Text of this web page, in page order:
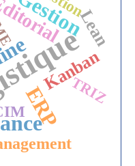
Gestion
ERP
Kanban
Lean
TRIZ